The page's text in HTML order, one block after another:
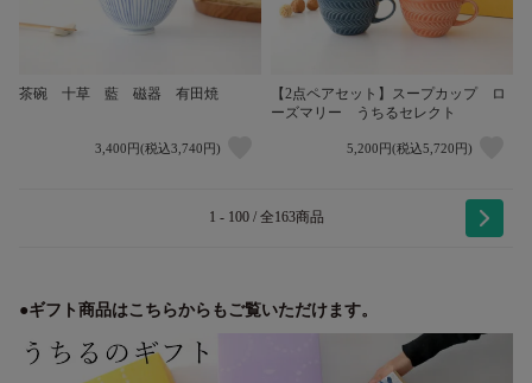
茶碗 十草 藍 磁器 有田焼
3,400円(税込3,740円)
【2点ペアセット】スープカップ ロ
ーズマリー うちるセレクト
5,200円(税込5,720円)
1 - 100 / 全163商品
●ギフト商品はこちらからもご覧いただけます。